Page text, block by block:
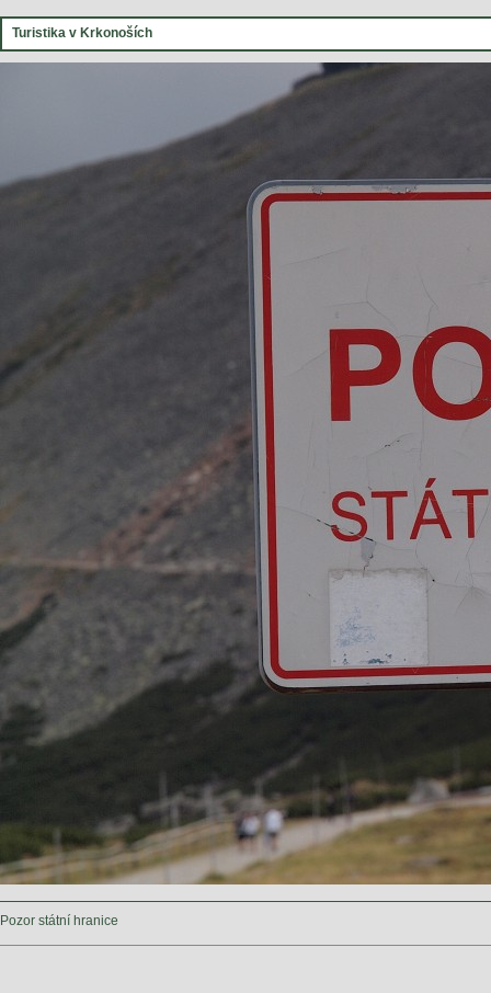
Turistika v Krkonoších
Pozor státní hranice